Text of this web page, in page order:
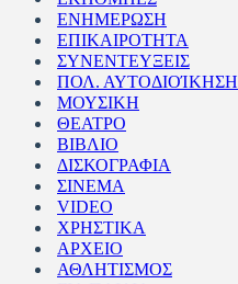
ΕΝΗΜΕΡΩΣΗ
ΕΠΙΚΑΙΡΟΤΗΤΑ
ΣΥΝΕΝΤΕΥΞΕΙΣ
ΠΟΛ. ΑΥΤΟΔΙΟΊΚΗΣΗ
ΜΟΥΣΙΚΗ
ΘΕΑΤΡΟ
ΒΙΒΛΙΟ
ΔΙΣΚΟΓΡΑΦΙΑ
ΣΙΝΕΜΑ
VIDEO
ΧΡΗΣΤΙΚΑ
ΑΡΧΕΙΟ
ΑΘΛΗΤΙΣΜΟΣ